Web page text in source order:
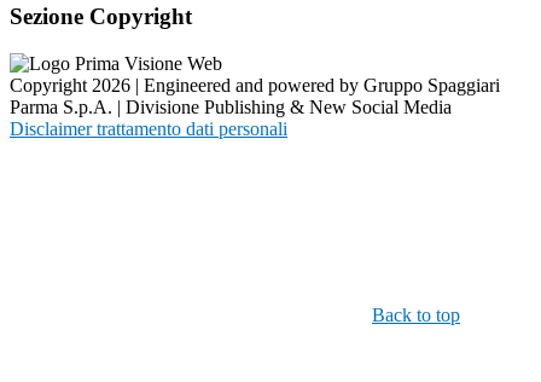
Sezione Copyright
Copyright 2026 | Engineered and powered by Gruppo Spaggiari
Parma S.p.A. | Divisione Publishing & New Social Media
Disclaimer trattamento dati personali
Back to top